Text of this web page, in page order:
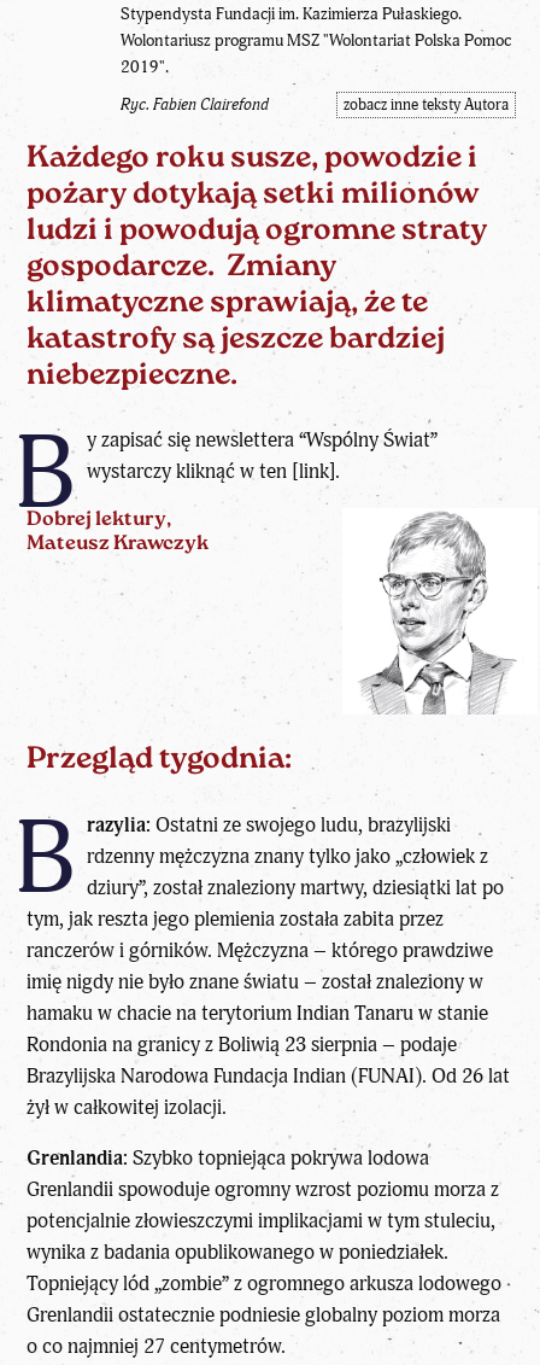
Stypendysta Fundacji im. Kazimierza Pułaskiego.
Wolontariusz programu MSZ "Wolontariat Polska Pomoc
2019".
Ryc. Fabien Clairefond zobacz inne teksty Autora
Każdego roku susze, powodzie i
pożary dotykają setki milionów
ludzi i powodują ogromne straty
gospodarcze. Zmiany
klimatyczne sprawiają, że te
katastrofy są jeszcze bardziej
niebezpieczne.
B y zapisać się newslettera “Wspólny Świat”
wystarczy kliknąć w ten [link].
Dobrej lektury,
Mateusz Krawczyk
Przegląd tygodnia:
B razylia: Ostatni ze swojego ludu, brazylijski
rdzenny mężczyzna znany tylko jako „człowiek z
dziury”, został znaleziony martwy, dziesiątki lat po
tym, jak reszta jego plemienia została zabita przez
ranczerów i górników. Mężczyzna – którego prawdziwe
imię nigdy nie było znane światu – został znaleziony w
hamaku w chacie na terytorium Indian Tanaru w stanie
Rondonia na granicy z Boliwią 23 sierpnia – podaje
Brazylijska Narodowa Fundacja Indian (FUNAI). Od 26 lat
żył w całkowitej izolacji.
Grenlandia: Szybko topniejąca pokrywa lodowa
Grenlandii spowoduje ogromny wzrost poziomu morza z
potencjalnie złowieszczymi implikacjami w tym stuleciu,
wynika z badania opublikowanego w poniedziałek.
Topniejący lód „zombie” z ogromnego arkusza lodowego
Grenlandii ostatecznie podniesie globalny poziom morza
o co najmniej 27 centymetrów.